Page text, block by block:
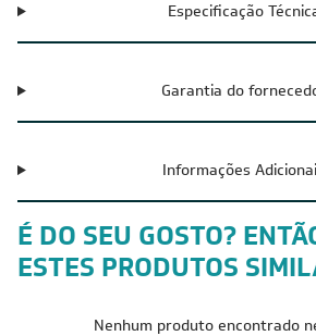
Especificação
Garantia do
Informações
É DO SEU GOSTO?
ESTES PRODUTOS
Nenhum produto encontrado